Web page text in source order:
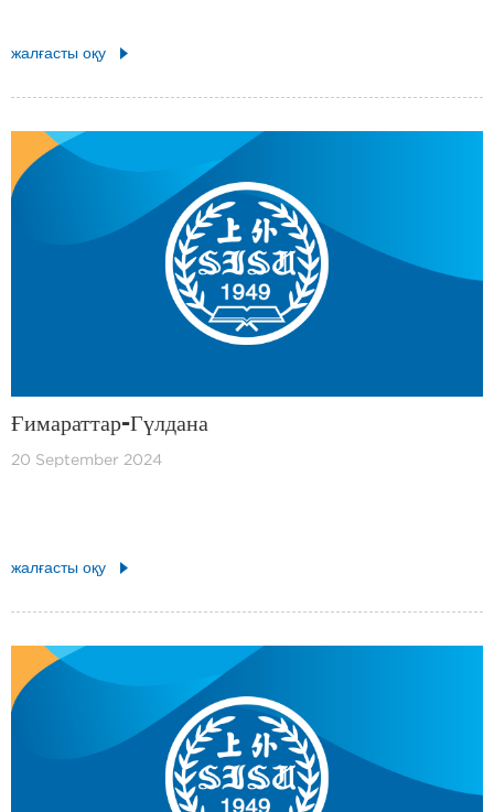
жалғасты оқу
Ғимараттар-Гүлдана
20 September 2024
жалғасты оқу